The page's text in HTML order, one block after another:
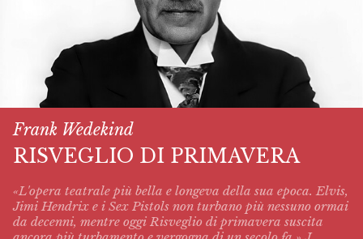
Frank Wedekind
RISVEGLIO DI PRIMAVERA
«L'opera teatrale più bella e longeva della sua epoca. Elvis,
Jimi Hendrix e i Sex Pistols non turbano più nessuno ormai
da decenni, mentre oggi Risveglio di primavera suscita